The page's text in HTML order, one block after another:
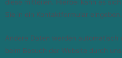
diese mitteilen. Hierbei kann es
Sie in ein Kontaktformular eingeben.
Andere Daten werden automatisch
beim Besuch der Website durch